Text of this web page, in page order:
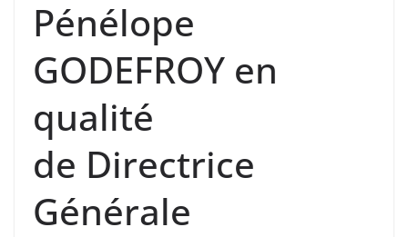
Pénélope
GODEFROY en
qualité
de Directrice
Générale